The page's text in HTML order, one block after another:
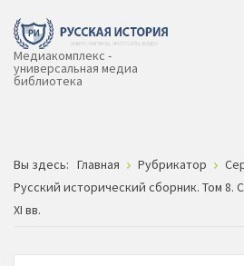
Медиакомплекс -
универсальная медиа
библиотека
Вы здесь: Главная Рубрикатор
Русский исторический сборник. Том 8.
XI вв.